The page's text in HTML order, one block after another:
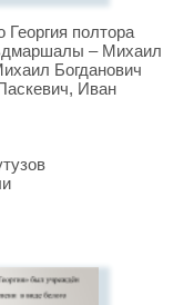
полтора
– Михаил
Богданович
Иван